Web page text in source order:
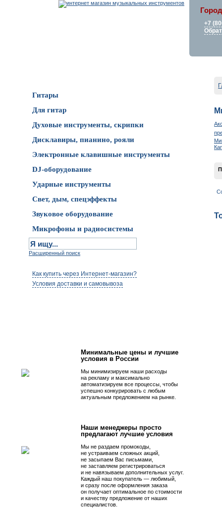
+7
Гитары
Для гитар
Духовые инструменты, скрипки
Дисклавиры, пианино, рояли
Электронные клавишные инструменты
DJ-оборудование
Ударные инструменты
Свет, дым, спецэффекты
Звуковое оборудование
Микрофоны и радиосистемы
Расширенный поиск
Как купить через Интернет-магазин?
Условия доставки и самовывоза
Минимальные цены и лучшие
условия в России
Мы минимизируем наши расходы
на рекламу и максимально
автоматизируем все процессы, чтобы
успешно конкурировать с любым
актуальным предложением на рынке.
Наши менеджеры просто
предлагают лучшие условия
Мы не раздаем промокоды,
не устраиваем сложных акций,
не засыпаем Вас письмами,
не заставляем регистрироваться
и не навязываем дополнительных услуг.
Каждый наш покупатель — любимый,
и сразу после оформления заказа
он получает оптимальное по стоимости
и качеству предложение от наших
специалистов.